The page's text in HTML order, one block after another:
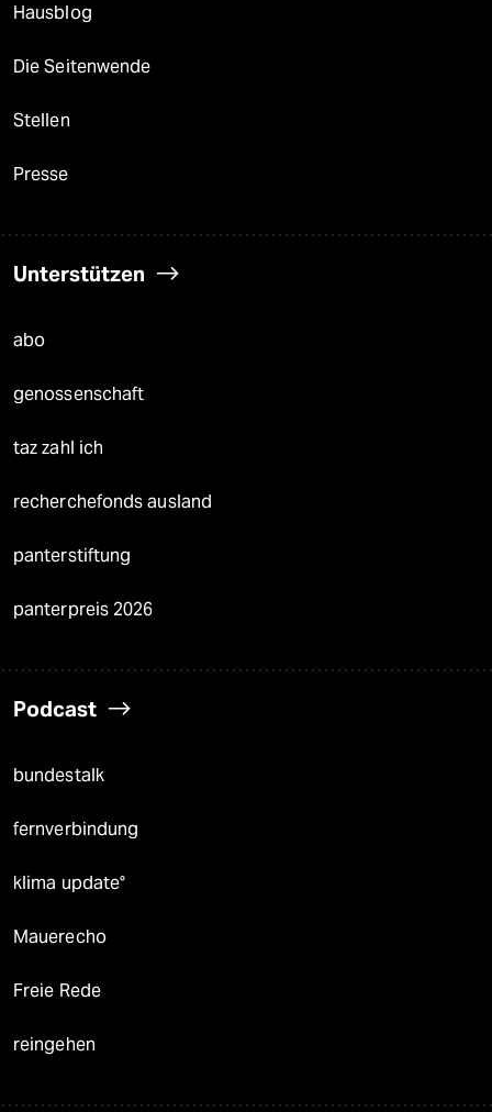
Hausblog
Die Seitenwende
Stellen
Presse
Unterstützen
abo
genossenschaft
taz zahl ich
recherchefonds ausland
panterstiftung
panterpreis 2026
Podcast
bundestalk
fernverbindung
klima update°
Mauerecho
Freie Rede
reingehen